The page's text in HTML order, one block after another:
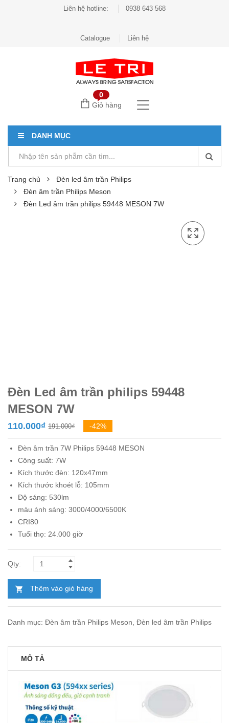
Liên hệ hotline: 0938 643 568
Catalogue Liên hệ
0
Giỏ hàng
DANH MỤC
Trang chủ
Đèn led âm trần Philips
Đèn âm trần Philips Meson
Đèn Led âm trần philips 59448 MESON 7W
Đèn Led âm trần philips 59448
MESON 7W
191.000₫Giá
là:
110.000₫
Giá
tại
110.000₫.
-42%
Đèn âm trần 7W Philips 59448 MESON
Công suất: 7W
Kích thước đèn: 120x47mm
Kích thước khoét lỗ: 105mm
Độ sáng: 530lm
màu ánh sáng: 3000/4000/6500K
CRI80
Tuổi thọ: 24.000 giờ
Thêm vào giỏ hàng
Danh mục: Đèn âm trần Philips Meson Đèn led âm trần Philips
MÔ TẢ